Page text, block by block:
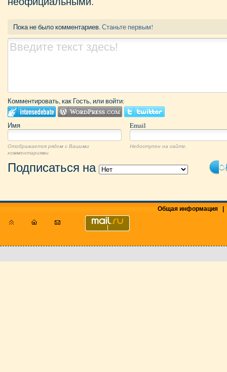
Пока не было комментариев.Станьте первым!
Комментировать, как Гость, или войти:
Имя Email
Отображается рядом с Вашими
комментариями
Недоступен на сайте.
Подписаться на
Общая информация